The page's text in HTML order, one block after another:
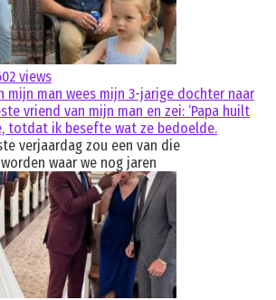
views
mijn man wees mijn 3-jarige dochter naar
vriend van mijn man en zei: ‘Papa huilt
totdat ik besefte wat ze bedoelde.
verjaardag zou een van die
waar we nog jaren